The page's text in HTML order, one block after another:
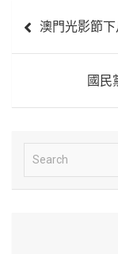
章
澳門光影節
國民
e